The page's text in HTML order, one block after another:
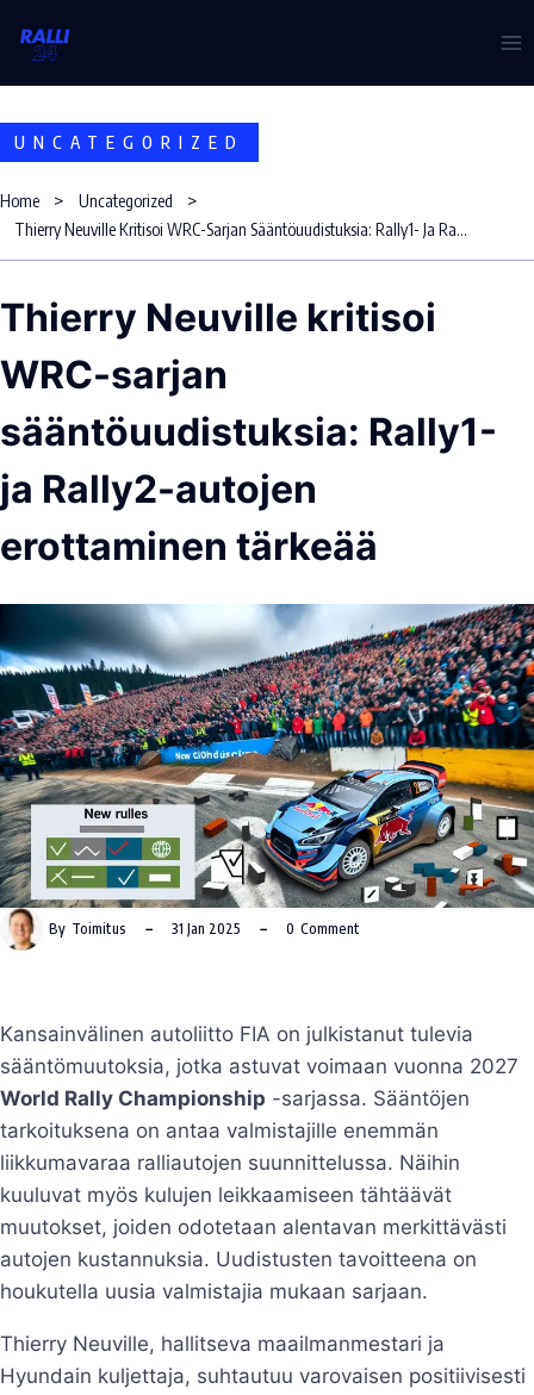
UNCATEGORIZED
Home
Uncategorized
Thierry Neuville Kritisoi WRC-Sarjan Sääntöuudistuksia: Rally1- Ja Rally2-Autojen Erottaminen Tärkeää
Thierry Neuville kritisoi
WRC-sarjan
sääntöuudistuksia: Rally1-
ja Rally2-autojen
erottaminen tärkeää
By Toimitus 31 Jan 2025 0 Comment
Kansainvälinen autoliitto FIA on julkistanut tulevia
sääntömuutoksia, jotka astuvat voimaan vuonna 2027
World Rally Championship -sarjassa. Sääntöjen
tarkoituksena on antaa valmistajille enemmän
liikkumavaraa ralliautojen suunnittelussa. Näihin
kuuluvat myös kulujen leikkaamiseen tähtäävät
muutokset, joiden odotetaan alentavan merkittävästi
autojen kustannuksia. Uudistusten tavoitteena on
houkutella uusia valmistajia mukaan sarjaan.
Thierry Neuville, hallitseva maailmanmestari ja
Hyundain kuljettaja, suhtautuu varovaisen positiivisesti